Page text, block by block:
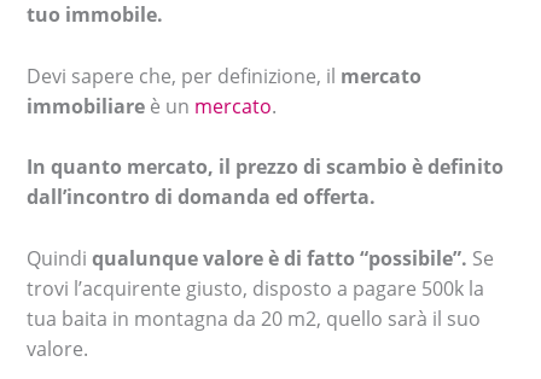
tuo immobile.
Devi sapere che, per definizione, il mercato
immobiliare è un mercato.
In quanto mercato, il prezzo di scambio è definito
dall’incontro di domanda ed offerta.
Quindiqualunque valore è di fatto “possibile”. Se
trovi l’acquirente giusto, disposto a pagare 500k la
tua baita in montagna da 20 m2, quello sarà il suo
valore.